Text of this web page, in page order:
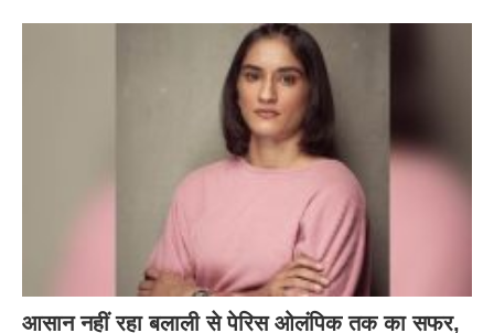
आसान नहीं रहा बलाली से पेरिस ओलंपिक तक का सफर,